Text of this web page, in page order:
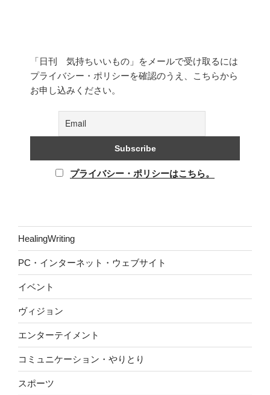
「日刊 気持ちいいもの」をメールで受け取るには
プライバシー・ポリシーを確認のうえ、こちらから
お申し込みください。
プライバシー・ポリシーはこちら。
HealingWriting
PC・インターネット・ウェブサイト
イベント
ヴィジョン
エンターテイメント
コミュニケーション・やりとり
スポーツ